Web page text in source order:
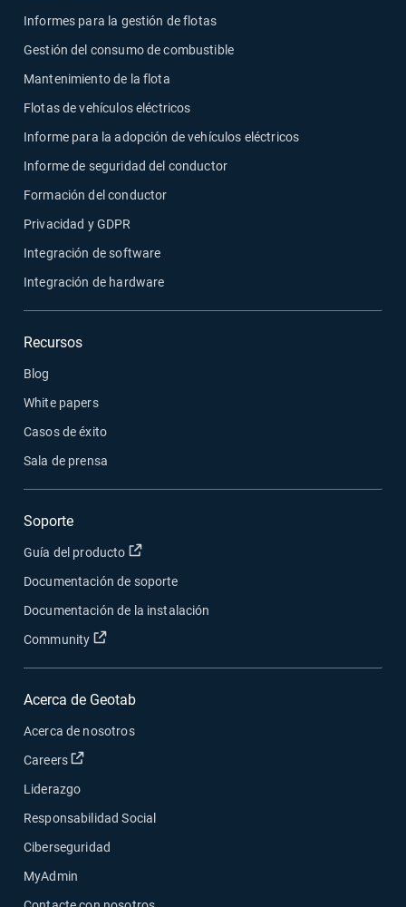
Informes para la gestión de flotas
Gestión del consumo de combustible
Mantenimiento de la flota
Flotas de vehículos eléctricos
Informe para la adopción de vehículos eléctricos
Informe de seguridad del conductor
Formación del conductor
Privacidad y GDPR
Integración de software
Integración de hardware
Recursos
Blog
White papers
Casos de éxito
Sala de prensa
Soporte
Guía del producto Abrir en una nueva ventana
Documentación de soporte
Documentación de la instalación
Community
Abrir en una nueva ventana
Acerca de Geotab
Acerca de nosotros
Careers
Abrir en una nueva ventana
Liderazgo
Responsabilidad Social
Ciberseguridad
MyAdmin